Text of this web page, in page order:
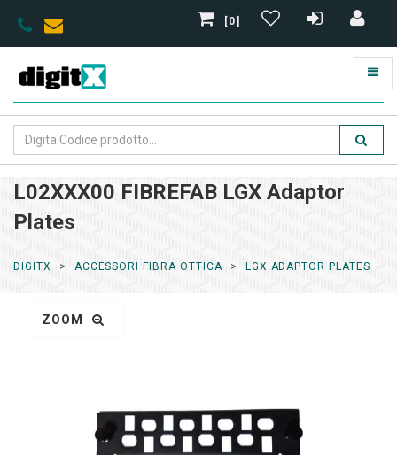
[0]
L02XXX00 FIBREFAB LGX Adaptor
Plates
DIGITX ACCESSORI FIBRA OTTICA LGX ADAPTOR PLATES
ZOOM